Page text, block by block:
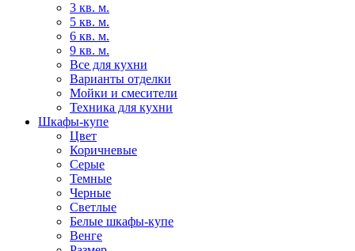
3 кв. м.
5 кв. м.
6 кв. м.
9 кв. м.
Все для кухни
Варианты отделки
Мойки и смесители
Техника для кухни
Шкафы-купе
Цвет
Коричневые
Серые
Темные
Черные
Светлые
Белые шкафы-купе
Венге